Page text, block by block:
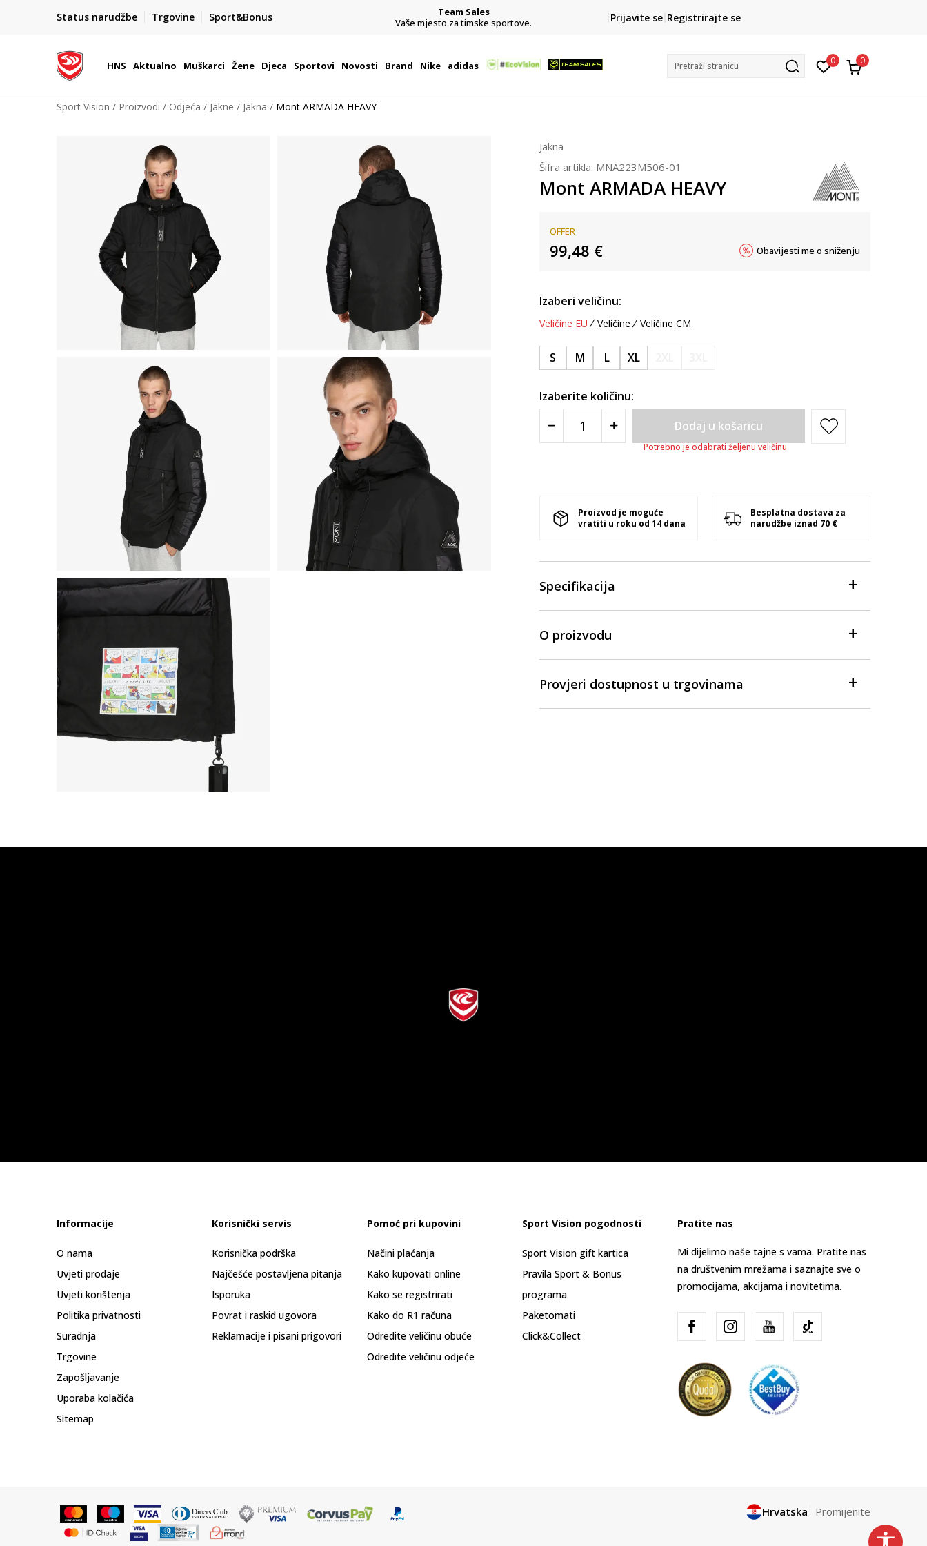
Status narudžbe Trgovine Sport&Bonus
BOX NOW
Dostava 1,50 €
| Više od 800 paketomata u Hrvatskoj
Team Sales
Vaše mjesto za timske sportove.
CLICK& COLLECT
besplatno preuzimanje u trgovini
Prijavite se Registrirajte se
HNS Aktualno Muškarci Žene Djeca Sportovi Novosti Brand Nike adidas Pretraži stranicu 0 0
Sport Vision Proizvodi Odjeća Jakne Jakna Mont ARMADA HEAVY
Jakna
Šifra artikla: MNA223M506-01
Mont ARMADA HEAVY
OFFER
99,48 € Obavijesti me o sniženju
Izaberi veličinu:
Veličine EU Veličine Veličine CM
S M L XL
Izaberite količinu:
Dodaj u košaricu
Potrebno je odabrati željenu veličinu
Proizvod je moguće
vratiti u roku od 14 dana
Besplatna dostava za
narudžbe iznad 70 €
Specifikacija
O proizvodu
Provjeri dostupnost u trgovinama
Informacije
O nama
Uvjeti prodaje
Uvjeti korištenja
Politika privatnosti
Suradnja
Trgovine
Zapošljavanje
Uporaba kolačića
Sitemap
Korisnički servis
Korisnička podrška
Najčešće postavljena pitanja
Isporuka
Povrat i raskid ugovora
Reklamacije i pisani prigovori
Pomoć pri kupovini
Načini plaćanja
Kako kupovati online
Kako se registrirati
Kako do R1 računa
Odredite veličinu obuće
Odredite veličinu odjeće
Sport Vision pogodnosti
Sport Vision gift kartica
Pravila Sport & Bonus
programa
Paketomati
Click&Collect
Pratite nas
Mi dijelimo naše tajne s vama. Pratite nas
na društvenim mrežama i saznajte sve o
promocijama, akcijama i novitetima.
Hrvatska Promijenite